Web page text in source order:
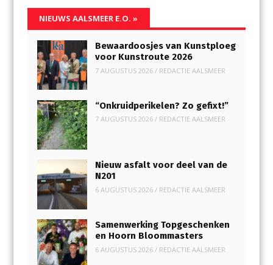
NIEUWS AALSMEER E.O.»
Bewaardoosjes van Kunstploeg
voor Kunstroute 2026
7 AUGUSTUS 2026/ REDACTIE AALSMEER
“Onkruidperikelen? Zo gefixt!”
7 AUGUSTUS 2026/ REDACTIE AALSMEER
Nieuw asfalt voor deel van de
N201
6 AUGUSTUS 2026/ REDACTIE AALSMEER
Samenwerking Topgeschenken
en Hoorn Bloommasters
6 AUGUSTUS 2026/ REDACTIE AALSMEER